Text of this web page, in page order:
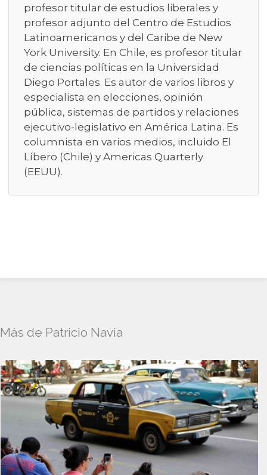
profesor titular de estudios liberales y
profesor adjunto del Centro de Estudios
Latinoamericanos y del Caribe de New
York University. En Chile, es profesor titular
de ciencias políticas en la Universidad
Diego Portales. Es autor de varios libros y
especialista en elecciones, opinión
pública, sistemas de partidos y relaciones
ejecutivo-legislativo en América Latina. Es
columnista en varios medios, incluido El
Líbero (Chile) y Americas Quarterly
(EEUU).
Más de Patricio Navia